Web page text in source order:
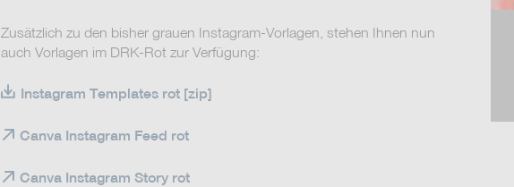
Zusätzlich zu den bisher grauen Instagram-Vorlagen, stehen Ihnen nun
auch Vorlagen im DRK-Rot zur Verfügung:
Instagram Templates rot [zip]
Canva Instagram Feed rot
Canva Instagram Story rot